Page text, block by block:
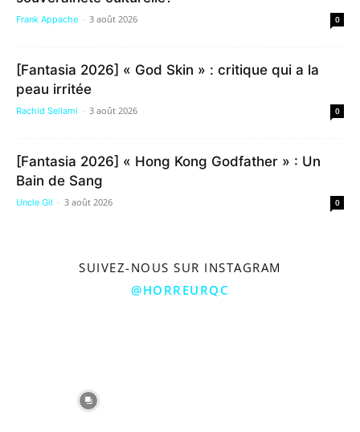
Frank Appache - 3 août 2026 0
[Fantasia 2026] « God Skin » : critique qui a la
peau irritée
Rachid Sellami - 3 août 2026 0
[Fantasia 2026] « Hong Kong Godfather » : Un
Bain de Sang
Uncle Gil - 3 août 2026 0
SUIVEZ-NOUS SUR INSTAGRAM
@HORREURQC